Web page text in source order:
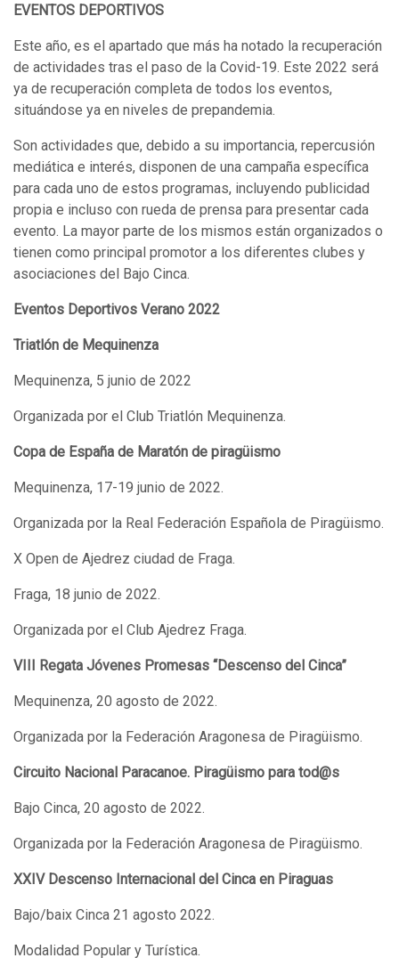
EVENTOS DEPORTIVOS
Este año, es el apartado que más ha notado la recuperación
de actividades tras el paso de la Covid-19. Este 2022 será
ya de recuperación completa de todos los eventos,
situándose ya en niveles de prepandemia.
Son actividades que, debido a su importancia, repercusión
mediática e interés, disponen de una campaña específica
para cada uno de estos programas, incluyendo publicidad
propia e incluso con rueda de prensa para presentar cada
evento. La mayor parte de los mismos están organizados o
tienen como principal promotor a los diferentes clubes y
asociaciones del Bajo Cinca.
Eventos Deportivos Verano 2022
Triatlón de Mequinenza
Mequinenza, 5 junio de 2022
Organizada por el Club Triatlón Mequinenza.
Copa de España de Maratón de piragüismo
Mequinenza, 17-19 junio de 2022.
Organizada por la Real Federación Española de Piragüismo.
X Open de Ajedrez ciudad de Fraga.
Fraga, 18 junio de 2022.
Organizada por el Club Ajedrez Fraga.
VIII Regata Jóvenes Promesas “Descenso del Cinca”
Mequinenza, 20 agosto de 2022.
Organizada por la Federación Aragonesa de Piragüismo.
Circuito Nacional Paracanoe. Piragüismo para tod@s
Bajo Cinca, 20 agosto de 2022.
Organizada por la Federación Aragonesa de Piragüismo.
XXIV Descenso Internacional del Cinca en Piraguas
Bajo/baix Cinca 21 agosto 2022.
Modalidad Popular y Turística.